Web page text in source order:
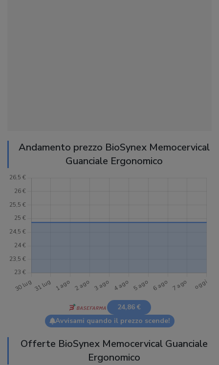
Andamento prezzo BioSynex Memocervical
Guanciale Ergonomico
24,86 €
Avvisami quando il prezzo scende!
Offerte BioSynex Memocervical Guanciale
Ergonomico